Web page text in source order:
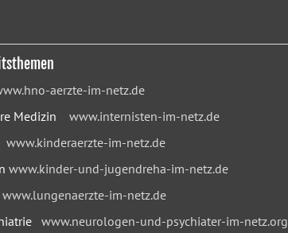
aerzte-im-netz.de
Medizin www.internisten-im-netz.de
www.kinderaerzte-im-netz.de
www.kinder-und-jugendreha-im-netz.de
www.lungenaerzte-im-netz.de
www.neurologen-und-psychiater-im-netz.org